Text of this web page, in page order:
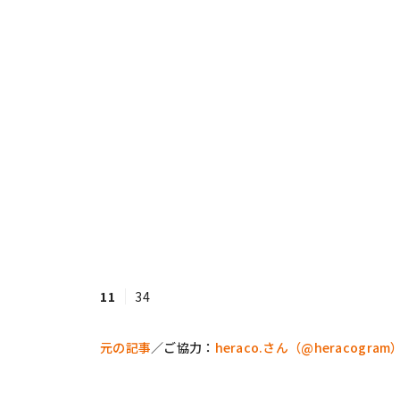
11 34
元の記事／ご協力： heraco.さん（@heracogram